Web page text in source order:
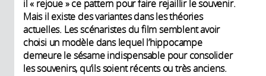
il « rejoue » ce pattern pour faire rejaillir le souvenir.
Mais il existe des variantes dans les théories
actuelles. Les scénaristes du film semblent avoir
choisi un modèle dans lequel l’hippocampe
demeure le sésame indispensable pour consolider
les souvenirs, qu’ils soient récents ou très anciens.